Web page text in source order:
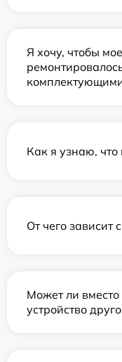
Я хочу, чтобы
Как я узнаю, что
От чего зависит
Может ли
устройство